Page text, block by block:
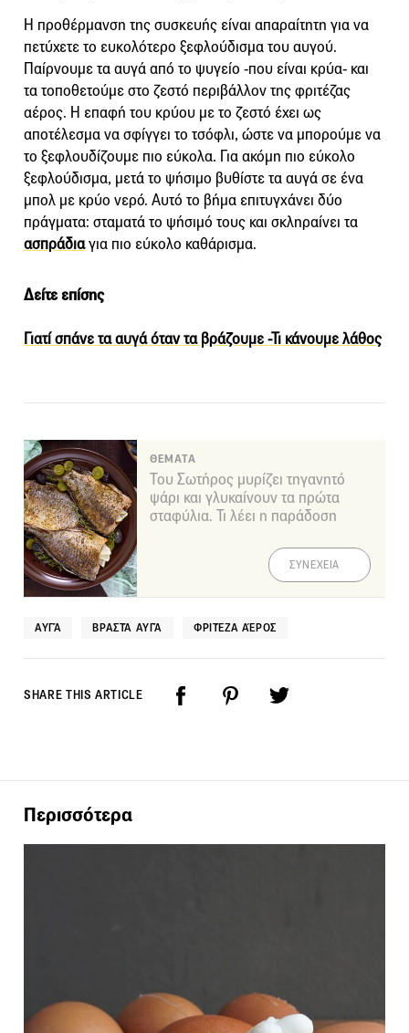
Η προθέρμανση της συσκευής είναι απαραίτητη για να
πετύχετε το ευκολότερο ξεφλούδισμα του αυγού.
Παίρνουμε τα αυγά από το ψυγείο -που είναι κρύα- και
τα τοποθετούμε στο ζεστό περιβάλλον της φριτέζας
αέρος. Η επαφή του κρύου με το ζεστό έχει ως
αποτέλεσμα να σφίγγει το τσόφλι, ώστε να μπορούμε να
το ξεφλουδίζουμε πιο εύκολα. Για ακόμη πιο εύκολο
ξεφλούδισμα, μετά το ψήσιμο βυθίστε τα αυγά σε ένα
μπολ με κρύο νερό. Αυτό το βήμα επιτυγχάνει δύο
πράγματα: σταματά το ψήσιμό τους και σκληραίνει τα
ασπράδιαγια πιο εύκολο καθάρισμα.
Δείτε επίσης
Γιατί σπάνε τα αυγά όταν τα βράζουμε -Τι κάνουμε λάθος
ΘΕΜΑΤΑ
Του Σωτήρος μυρίζει τηγανητό
ψάρι και γλυκαίνουν τα πρώτα
σταφύλια. Τι λέει η παράδοση
ΣΥΝΕΧΕΙΑ
ΑΥΓΆ ΒΡΑΣΤΆ ΑΥΓΆ ΦΡΙΤΈΖΑ ΑΈΡΟΣ
SHARE THIS ARTICLE
Περισσότερα